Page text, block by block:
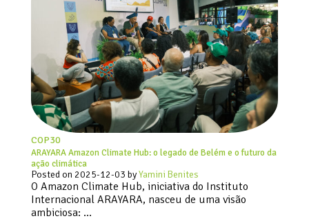
COP30
ARAYARA Amazon Climate Hub: o legado de Belém e o futuro da
ação climática
Posted on 2025-12-03 byYamini Benites
O Amazon Climate Hub, iniciativa do Instituto
Internacional ARAYARA, nasceu de uma visão
ambiciosa: …